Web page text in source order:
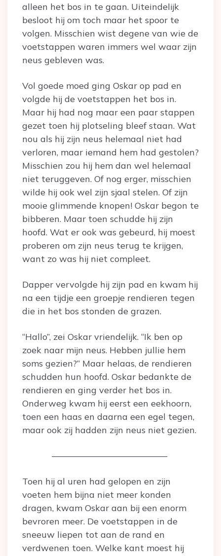
alleen het bos in te gaan. Uiteindelijk
besloot hij om toch maar het spoor te
volgen. Misschien wist degene van wie de
voetstappen waren immers wel waar zijn
neus gebleven was.
Vol goede moed ging Oskar op pad en
volgde hij de voetstappen het bos in.
Maar hij had nog maar een paar stappen
gezet toen hij plotseling bleef staan. Wat
nou als hij zijn neus helemaal niet had
verloren, maar iemand hem had gestolen?
Misschien zou hij hem dan wel helemaal
niet teruggeven. Of nog erger, misschien
wilde hij ook wel zijn sjaal stelen. Of zijn
mooie glimmende knopen! Oskar begon te
bibberen. Maar toen schudde hij zijn
hoofd. Wat er ook was gebeurd, hij moest
proberen om zijn neus terug te krijgen,
want zo was hij niet compleet.
Dapper vervolgde hij zijn pad en kwam hij
na een tijdje een groepje rendieren tegen
die in het bos stonden de grazen.
“Hallo”, zei Oskar vriendelijk. “Ik ben op
zoek naar mijn neus. Hebben jullie hem
soms gezien?” Maar helaas, de rendieren
schudden hun hoofd. Oskar bedankte de
rendieren en ging verder het bos in.
Onderweg kwam hij eerst een eekhoorn,
toen een haas en daarna een egel tegen,
maar ook zij hadden zijn neus niet gezien.
—————————————
Toen hij al uren had gelopen en zijn
voeten hem bijna niet meer konden
dragen, kwam Oskar aan bij een enorm
bevroren meer. De voetstappen in de
sneeuw liepen tot aan de rand en
verdwenen toen. Welke kant moest hij